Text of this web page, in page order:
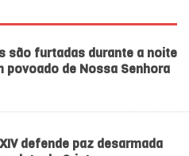
são furtadas durante a noite
povoado de Nossa Senhora
defende paz desarmada